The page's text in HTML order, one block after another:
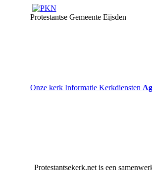
Protestantse Gemeente Eijsden
Onze kerk Informatie Kerkdiensten
Protestantsekerk.net is een